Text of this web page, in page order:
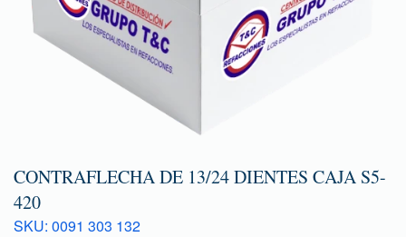
CONTRAFLECHA DE 13/24 DIENTES CAJA S5-
420
SKU: 0091 303 132